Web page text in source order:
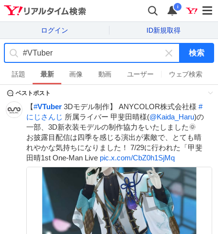
i
ログイン ID新規取得
キ
ー
ワ
ド
を
消
す
検索
話題 最新 画像 動画 ユーザー ウェブ検索
ベストポスト
【#VTuber 3Dモデル制作】 ANYCOLOR株式会社様 #
にじさんじ 所属ライバー 甲斐田晴様(@Kaida_Haru)の
一部、3D新衣装モデルの制作協力をいたしました🌞
お披露目配信は四季を感じる演出が素敵で、とても晴
れやかな気持ちになりました！ 7/29に行われた「甲斐
田晴1st One-Man Live pic.x.com/CbZ0h1SjMq